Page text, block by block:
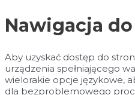
Nawigacja
Aby uzyskać dostęp do
urządzenia spełniającego
wielorakie opcje językowe,
dla bezproblemowego